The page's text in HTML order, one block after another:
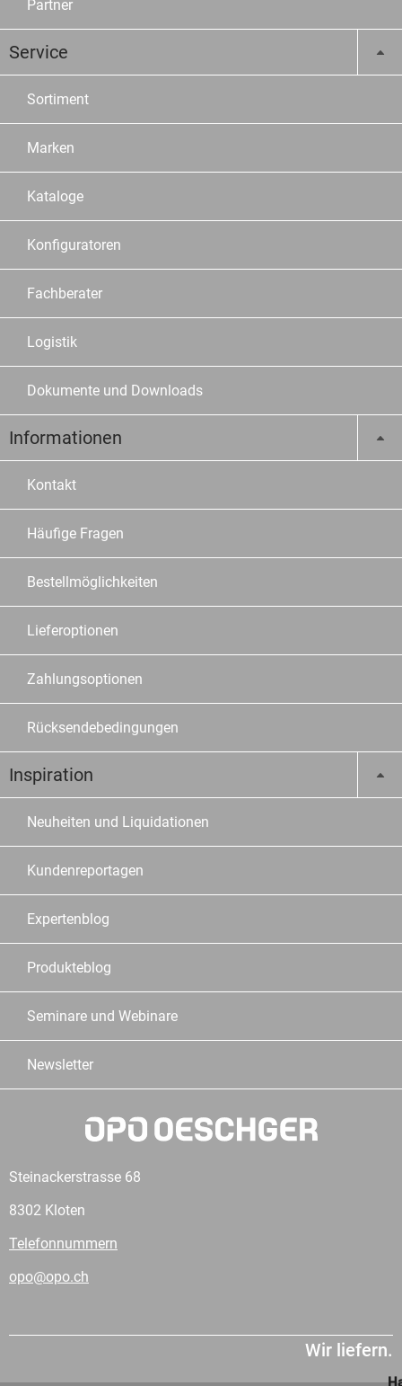
Partner
Service
Sortiment
Marken
Kataloge
Konfiguratoren
Fachberater
Logistik
Dokumente und Downloads
Informationen
Kontakt
Häufige Fragen
Bestellmöglichkeiten
Lieferoptionen
Zahlungsoptionen
Rücksendebedingungen
Inspiration
Neuheiten und Liquidationen
Kundenreportagen
Expertenblog
Produkteblog
Seminare und Webinare
Newsletter
Steinackerstrasse 68
8302 Kloten
Telefonnummern
opo@opo.ch
Wir liefern.